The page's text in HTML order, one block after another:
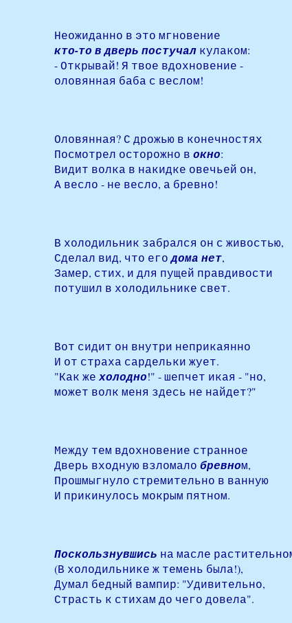
Неожиданно в это мгновение
кто-то в дверь постучал кулаком:
- Открывай! Я твое вдохновение -
оловянная баба с веслом!
Оловянная? С дрожью в конечностях
Посмотрел осторожно в окно:
Видит волка в накидке овечьей он,
А весло - не весло, а бревно!
В холодильник забрался он с живостью,
Сделал вид, что егодома нет,
Замер, стих, и для пущей правдивости
потушил в холодильнике свет.
Вот сидит он внутри неприкаянно
И от страха сардельки жует.
"Как же холодно!" - шепчет икая - "но,
может волк меня здесь не найдет?"
Между тем вдохновение странное
Дверь входную взломало бревном,
Прошмыгнуло стремительно в ванную
И прикинулось мокрым пятном.
Поскользнувшись на масле
(В холодильнике ж темень была!),
Думал бедный вампир: "Удивительно,
Страсть к стихам до чего довела".